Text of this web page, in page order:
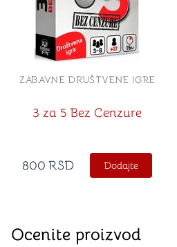
3 za 5 Bez Cenzure
ZABAVNE DRUŠTVENE IGRE
800 RSD Dodajte
Ocenite proizvod